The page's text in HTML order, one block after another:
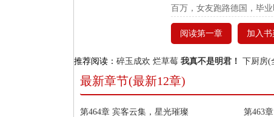
百万，女友跑路德国，毕
阅读第一章 加入书
推荐阅读： 碎玉成欢 烂草莓 我真不是明君！ 下厨房(
最新章节(最新12章)
第464章 宾客云集，星光璀璨 第463